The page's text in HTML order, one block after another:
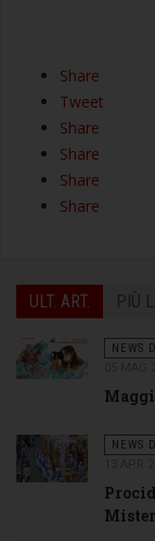
Share
Tweet
Share
Share
Share
Share
ULT. ART. PIÙ
NEWS
NEWS